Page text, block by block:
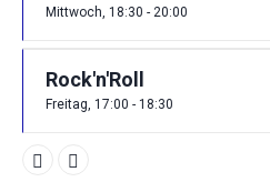
Mittwoch, 18:30 - 20:00
Rock'n'Roll
Freitag, 17:00 - 18:30